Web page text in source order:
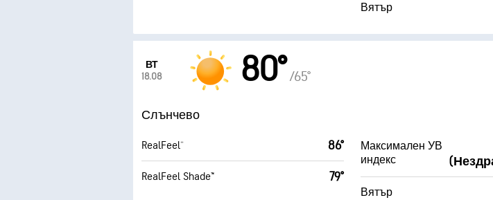
Вятър
ВТ
18.08
80° /65°
Слънчево
RealFeel® 86°
RealFeel Shade™ 79°
Максимален УВ
индекс
Вятър